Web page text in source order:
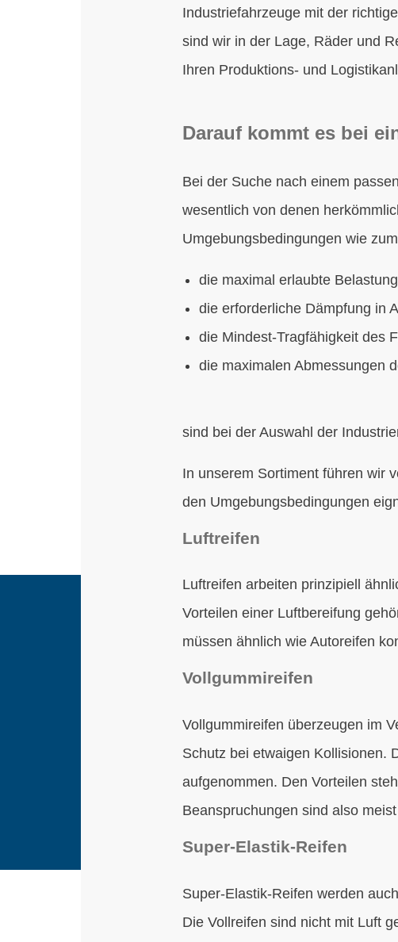
Industriefahrzeuge mit der
sind wir in der Lage, Räder und
Ihren Produktions- und
Darauf kommt es bei
Bei der Suche nach einem
wesentlich von denen
Umgebungsbedingungen wie
die maximal erlaubte
die erforderliche Dämpfung in
die Mindest-Tragfähigkeit des
die maximalen Abmessungen
sind bei der Auswahl der
In unserem Sortiment führen wir
den Umgebungsbedingungen
Luftreifen
Luftreifen arbeiten prinzipiell
Vorteilen einer Luftbereifung
müssen ähnlich wie Autoreifen
Vollgummireifen
Vollgummireifen überzeugen im
Schutz bei etwaigen Kollisionen.
aufgenommen. Den Vorteilen
Beanspruchungen sind also
Super-Elastik-Reifen
Super-Elastik-Reifen werden
Die Vollreifen sind nicht mit Luft